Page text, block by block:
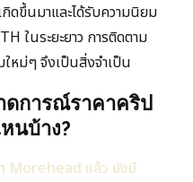
ดขึ้นมาและได้รับความนิยม
ในระยะยาว การติดตาม
หม่ๆ จึงเป็นสิ่งจำเป็น
ดการณ์ราคาคริป
นบ้าง?
Morehead แล้ว ยังมี